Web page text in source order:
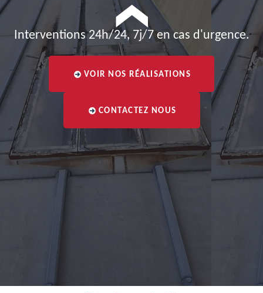
Interventions 24h/24, 7j/7 en cas d'urgence.
VOIR NOS RÉALISATIONS
CONTACTEZ NOUS